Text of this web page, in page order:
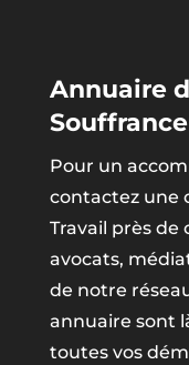
Annuaire
Pour un
contactez une
Travail près de
avocats,
de notre
annuaire sont
toutes vos